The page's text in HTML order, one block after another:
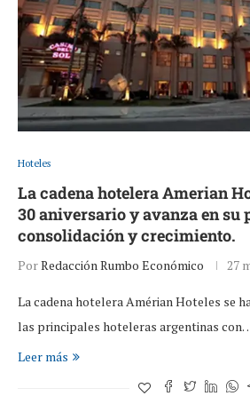
Hoteles
La cadena hotelera Amerian
30 aniversario y avanza en su
consolidación y crecimiento.
PorRedacción Rumbo Económico 27
La cadena hotelera Amérian Hoteles se
las principales hoteleras argentinas
Leer más